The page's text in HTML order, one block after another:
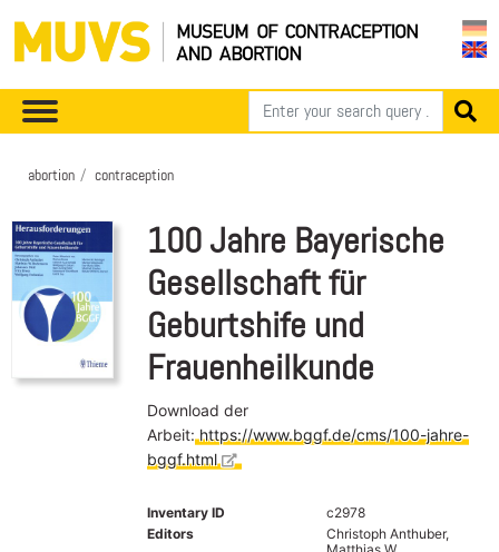
abortion contraception
100 Jahre Bayerische
Gesellschaft für
Geburtshife und
Frauenheilkunde
Download der
Arbeit:https://www.bggf.de/cms/100-jahre-
bggf.html
Inventary ID
c2978
Editors
Christoph Anthuber,
Matthias W.